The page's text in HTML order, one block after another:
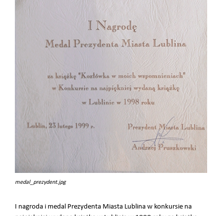
medal_prezydent.jpg
I nagroda i medal Prezydenta Miasta Lublina w konkursie na